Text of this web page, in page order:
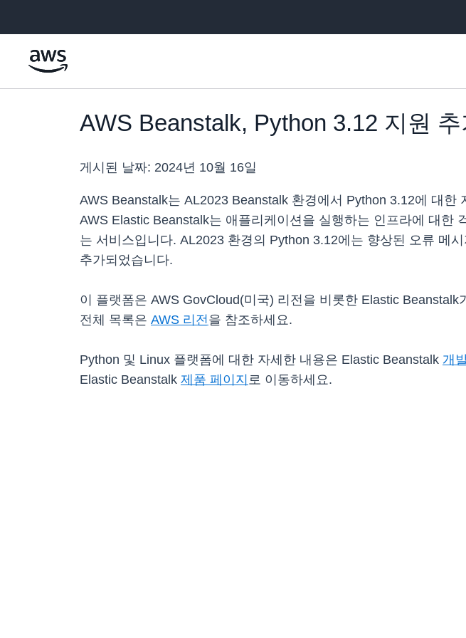
AWS Beanstalk, Python 3.12 지원
게시된 날짜: 2024년 10월 16일
AWS Beanstalk는 AL2023 Beanstalk 환경에서 Python 3.12에 대한
AWS Elastic Beanstalk는 애플리케이션을 실행하는 인프라에 대한
는 서비스입니다. AL2023 환경의 Python 3.12에는 향상된 오류 메
추가되었습니다.
이 플랫폼은 AWS GovCloud(미국) 리전을 비롯한 Elastic
전체 목록은 AWS 리전을 참조하세요.
Python 및 Linux 플랫폼에 대한 자세한 내용은 Elastic Beanstalk 개
Elastic Beanstalk 제품 페이지 로 이동하세요.